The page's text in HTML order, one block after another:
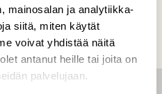
mainosalan ja analytiikka-
siitä, miten käytät
voivat yhdistää näitä
antanut heille tai joita on
palvelujaan.